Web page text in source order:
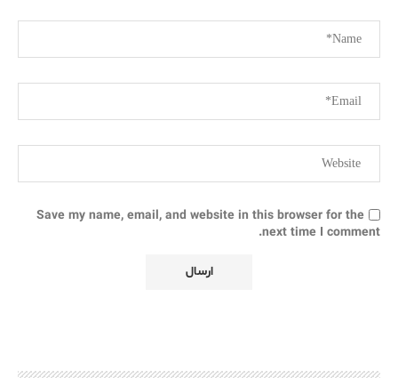
Save my name, email, and website in this browser for the
next time I comment.